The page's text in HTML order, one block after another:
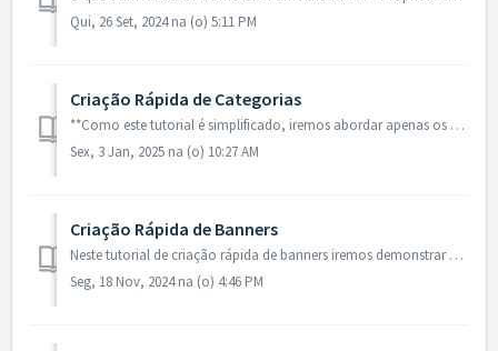
Qui, 26 Set, 2024 na (o) 5:11 PM
Criação Rápida de Categorias
**Como este tutorial é simplificado, iremos abordar apenas os pontos principais da criação de Categorias, demonstrando apenas o preenchimento das informaçõe...
Sex, 3 Jan, 2025 na (o) 10:27 AM
Criação Rápida de Banners
Neste tutorial de criação rápida de banners iremos demonstrar como configurar os banners que serão exibidos na home/página inicial da sua loja. ***Sempr...
Seg, 18 Nov, 2024 na (o) 4:46 PM